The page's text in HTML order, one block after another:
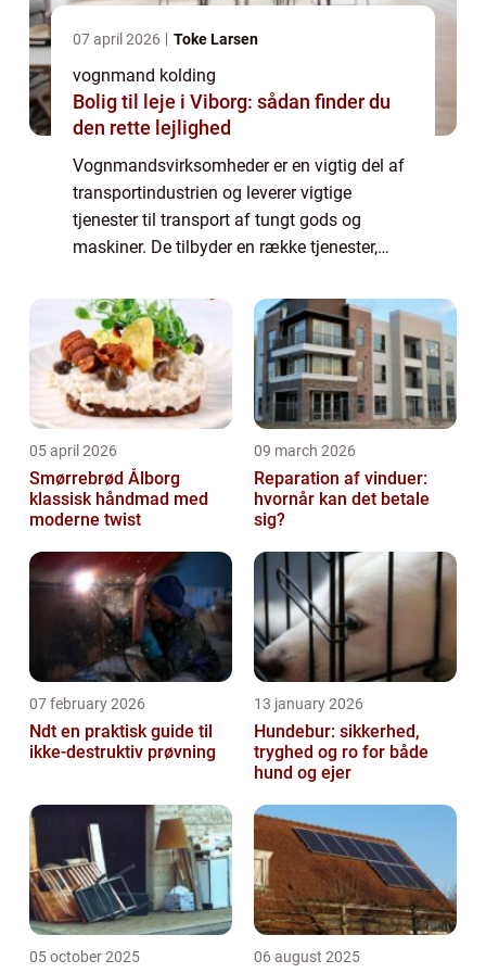
07 april 2026 Toke Larsen
vognmand kolding
Bolig til leje i Viborg: sådan finder du
den rette lejlighed
Vognmandsvirksomheder er en vigtig del af
transportindustrien og leverer vigtige
tjenester til transport af tungt gods og
maskiner. De tilbyder en række tjenester,
maskiner samt bortskaffelse af
byggemater...
05 april 2026
Smørrebrød Ålborg
klassisk håndmad med
moderne twist
09 march 2026
Reparation af vinduer:
hvornår kan det betale
sig?
07 february 2026
Ndt en praktisk guide til
ikke-destruktiv prøvning
13 january 2026
Hundebur: sikkerhed,
tryghed og ro for både
hund og ejer
05 october 2025 06 august 2025